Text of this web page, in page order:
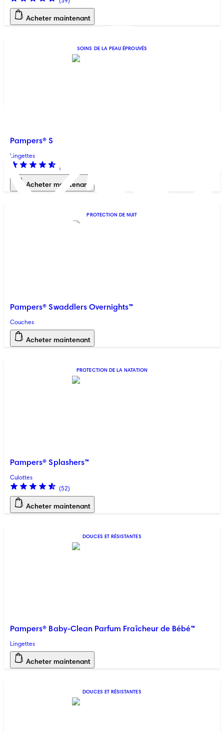
Acheter maintenant
SOINS DE LA PEAU ÉPROUVÉS
Pampers® Sensitive™
Lingettes
(
Acheter maintenant
PROTECTION DE NUIT
Pampers® Swaddlers Overnights™
Couches
Acheter maintenant
PROTECTION DE LA NATATION
Pampers® Splashers™
Culottes
(52)
Acheter maintenant
DOUCES ET RÉSISTANTES
Pampers® Baby-Clean Parfum Fraîcheur de Bébé™
Lingettes
Acheter maintenant
DOUCES ET RÉSISTANTES